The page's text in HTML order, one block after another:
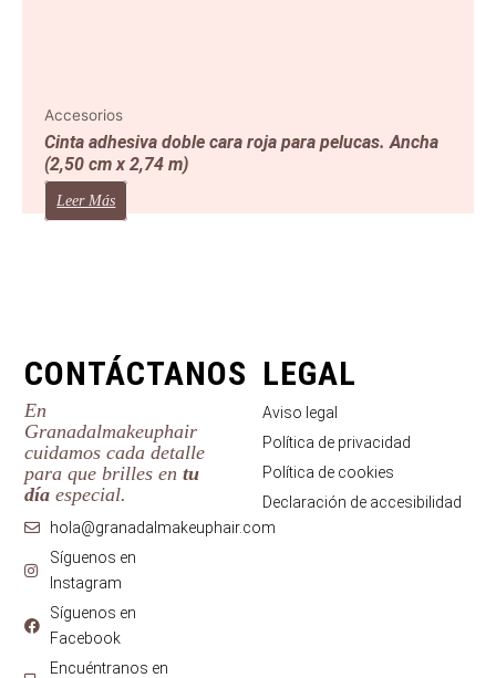
Accesorios
Cinta adhesiva doble cara roja para pelucas. Ancha
(2,50 cm x 2,74 m)
Leer Más
CONTÁCTANOS
En
Granadalmakeuphair
cuidamos cada detalle
para que brilles entu
día especial.
hola@granadalmakeuphair.com
Síguenos en
Instagram
Síguenos en
Facebook
Encuéntranos en
LEGAL
Aviso legal
Política de privacidad
Política de cookies
Declaración de accesibilidad